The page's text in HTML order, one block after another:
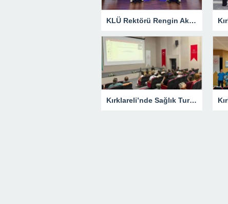
KLÜ Rektörü Rengin Ak, COP31 Akademi Lansmanına Katıldı
Kırklareli’nde Sağlık Turizmi Masaya Yatırıldı